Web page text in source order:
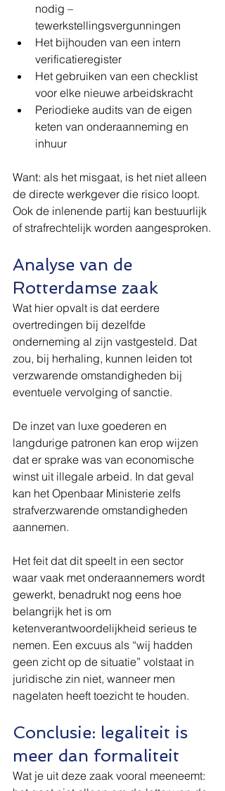
nodig –
tewerkstellingsvergunningen
Het bijhouden van een intern
verificatieregister
Het gebruiken van een checklist
voor elke nieuwe arbeidskracht
Periodieke audits van de eigen
keten van onderaanneming en
inhuur
Want: als het misgaat, is het niet alleen
de directe werkgever die risico loopt.
Ook de inlenende partij kan bestuurlijk
of strafrechtelijk worden aangesproken.
Analyse van de
Rotterdamse zaak
Wat hier opvalt is dat eerdere
overtredingen bij dezelfde
onderneming al zijn vastgesteld. Dat
zou, bij herhaling, kunnen leiden tot
verzwarende omstandigheden bij
eventuele vervolging of sanctie.
De inzet van luxe goederen en
langdurige patronen kan erop wijzen
dat er sprake was van economische
winst uit illegale arbeid. In dat geval
kan het Openbaar Ministerie zelfs
strafverzwarende omstandigheden
aannemen.
Het feit dat dit speelt in een sector
waar vaak met onderaannemers wordt
gewerkt, benadrukt nog eens hoe
belangrijk het is om
ketenverantwoordelijkheid serieus te
nemen. Een excuus als “wij hadden
geen zicht op de situatie” volstaat in
juridische zin niet, wanneer men
nagelaten heeft toezicht te houden.
Conclusie: legaliteit is
meer dan formaliteit
Wat je uit deze zaak vooral meeneemt: